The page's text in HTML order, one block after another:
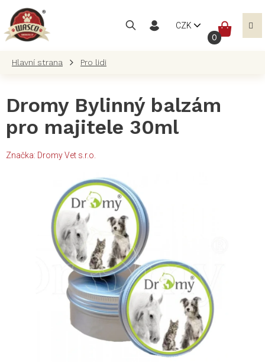
obsah
CZK
Pro lidi
Dromy Bylinný balzám
pro majitele 30ml
Značka: Dromy Vet s.r.o.